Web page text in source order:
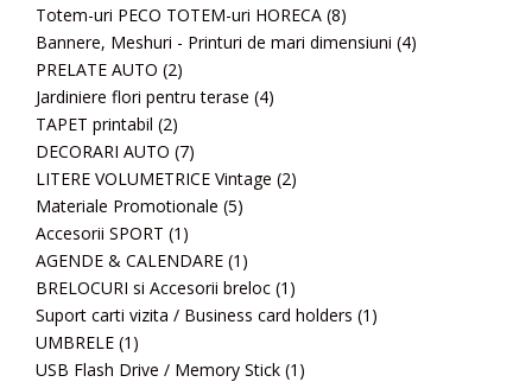
Totem-uri PECO TOTEM-uri HORECA (8)
Bannere, Meshuri - Printuri de mari dimensiuni (4)
PRELATE AUTO (2)
Jardiniere flori pentru terase (4)
TAPET printabil (2)
DECORARI AUTO (7)
LITERE VOLUMETRICE Vintage (2)
Materiale Promotionale (5)
Accesorii SPORT (1)
AGENDE & CALENDARE (1)
BRELOCURI si Accesorii breloc (1)
Suport carti vizita / Business card holders (1)
UMBRELE (1)
USB Flash Drive / Memory Stick (1)